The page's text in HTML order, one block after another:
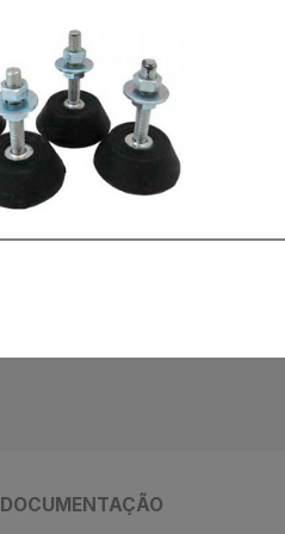
DOCUMENTAÇÃO